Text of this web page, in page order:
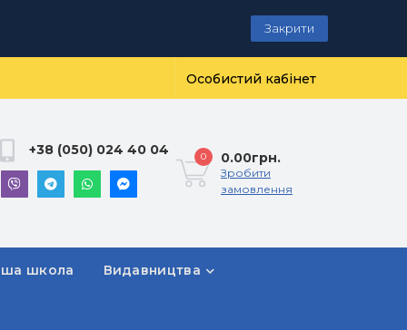
Закрити
Особистий кабінет
+38 (050) 024 40 04 0 0.00грн.
Зробити
замовлення
школа Видавництва